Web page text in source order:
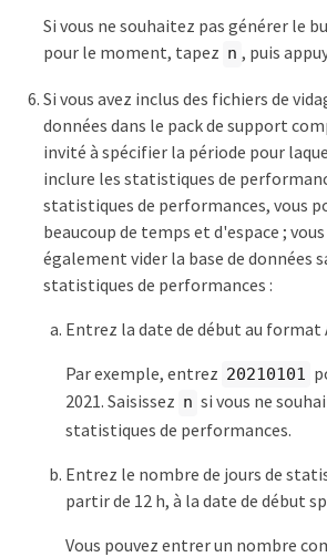
Si vous ne souhaitez pas générer le
pour le moment, tapez n , puis
Si vous avez inclus des fichiers de
données dans le pack de support
invité à spécifier la période pour
inclure les statistiques de
statistiques de performances, vous
beaucoup de temps et d'espace ;
également vider la base de données
statistiques de performances :
Entrez la date de début au format
Par exemple, entrez 20210101
2021. Saisissez n si vous ne
statistiques de performances.
Entrez le nombre de jours de
partir de 12 h, à la date de début
Vous pouvez entrer un nombre